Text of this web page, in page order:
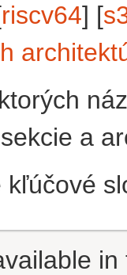
riscv64] [
a